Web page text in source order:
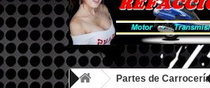
Partes de Carrocería